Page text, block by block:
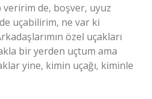
de, boşver, uyuz
uçabilirim, ne var ki
özel uçakları
bir yerden uçtum ama
yine, kimin uçağı, kiminle